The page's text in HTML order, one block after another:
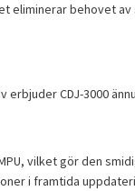
behovet
CDJ-3000
vilket gör den
i framtida